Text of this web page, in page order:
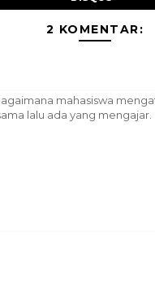
2 KOMENTAR:
mahasiswa
lalu ada yang mengajar.